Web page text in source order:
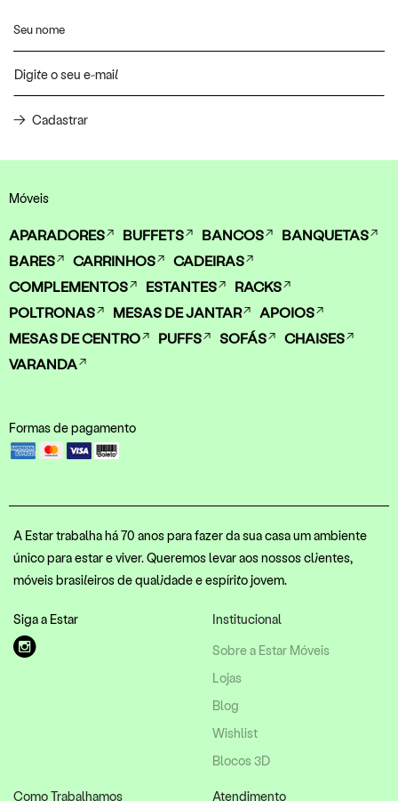
Cadastrar
Móveis
APARADORES BUFFETS BANCOS
BANQUETAS
BARES
CARRINHOS
CADEIRAS
COMPLEMENTOS
ESTANTES
RACKS
POLTRONAS
MESAS DE JANTAR
APOIOS
MESAS DE CENTRO
PUFFS SOFÁS
CHAISES
VARANDA
Formas de pagamento
A Estar trabalha há 70 anos para fazer da sua casa um ambiente
único para estar e viver. Queremos levar aos nossos clientes,
móveis brasileiros de qualidade e espírito jovem.
Como Trabalhamos
Institucional
Sobre a Estar Móveis
Lojas
Blog
Wishlist
Blocos 3D
Atendimento
Siga a Estar